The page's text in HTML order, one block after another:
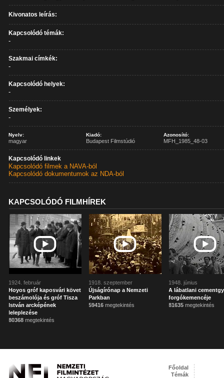
Kivonatos leírás:
Kapcsolódó témák:
-
Szakmai címkék:
-
Kapcsolódó helyek:
-
Személyek:
-
Nyelv:
magyar
Kiadó:
Budapest Filmstúdió
Azonosító:
MFH_1985_48-03
Kapcsolódó linkek
Kapcsolódó filmek a NAVA-ból
Kapcsolódó dokumentumok az NDA-ból
KAPCSOLÓDÓ FILMHÍREK
1924. február
Hoyos gróf kaposvári követ
beszámolója és gróf Tisza
István arcképének
leleplezése
80368 megtekintés
1918. szeptember
Újságírónap a Nemzeti
Parkban
59416 megtekintés
1948. június
A lábatlani
forgókemencéje
81635 megtekintés
Főoldal
Témák